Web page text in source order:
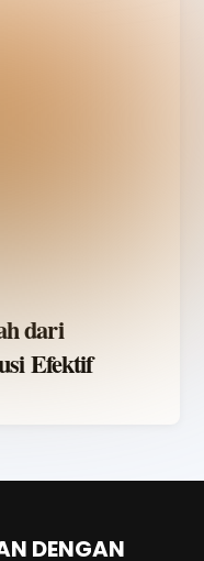
dari
Efektif
DENGAN